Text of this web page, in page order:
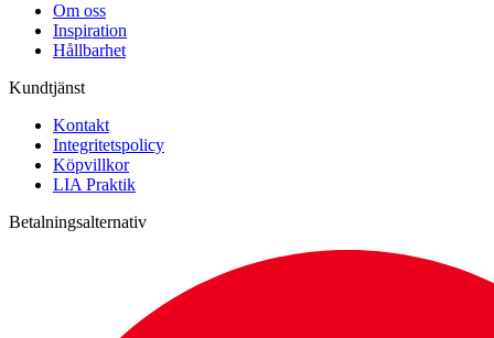
Om oss
Inspiration
Hållbarhet
Kundtjänst
Kontakt
Integritetspolicy
Köpvillkor
LIA Praktik
Betalningsalternativ